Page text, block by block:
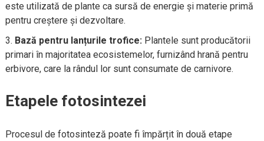
este utilizată de plante ca sursă de energie și materie primă
pentru creștere și dezvoltare.
Bază pentru lanțurile trofice: Plantele sunt producătorii
primari în majoritatea ecosistemelor, furnizând hrană pentru
erbivore, care la rândul lor sunt consumate de carnivore.
Etapele fotosintezei
Procesul de fotosinteză poate fi împărțit în două etape